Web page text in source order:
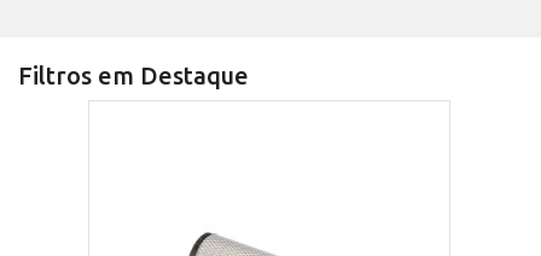
Filtros em Destaque